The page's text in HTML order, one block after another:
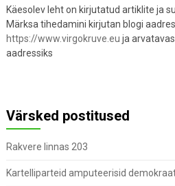
Käesolev leht on kirjutatud artiklite ja
Märksa tihedamini kirjutan blogi
https://www.virgokruve.eu ja
aadressiks
Värsked postitused
Rakvere linnas 203
Kartelliparteid amputeerisid